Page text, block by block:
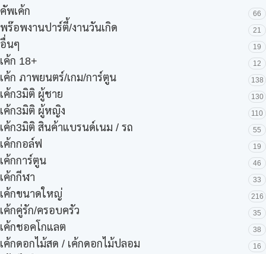
คัพเค้ก 66
พร๊อพงานปาร์ตี้/งานวันเกิด 21
อื่นๆ 19
เค้ก 18+ 12
เค้ก ภาพยนตร์/เกม/การ์ตูน 138
เค้ก3มิติ ผู้ชาย 130
เค้ก3มิติ ผู้หญิง 110
เค้ก3มิติ สินค้าแบรนด์เนม / รถ 55
เค้กกอล์ฟ 19
เค้กการ์ตูน 46
เค้กกีฬา 33
เค้กขนาดใหญ่ 216
เค้กคู่รัก/ครอบครัว 35
เค้กชอคโกแลต 38
เค้กดอกไม้สด / เค้กดอกไม้ปลอม 16